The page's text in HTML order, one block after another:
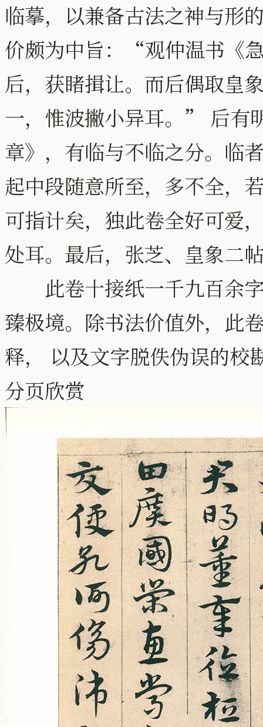
临摹，以兼备古法之神与形
价颇为中旨：“观仲温书《
后，获睹揖让。而后偶取皇
一，惟波撇小异耳。” 后有
章》，有临与不临之分。临
起中段随意所至，多不全，
可指计矣，独此卷全好可爱
处耳。最后，张芝、皇象二
此卷十接纸一千九百余字
臻极境。除书法价值外，此
释， 以及文字脱佚伪误的校
分页欣赏